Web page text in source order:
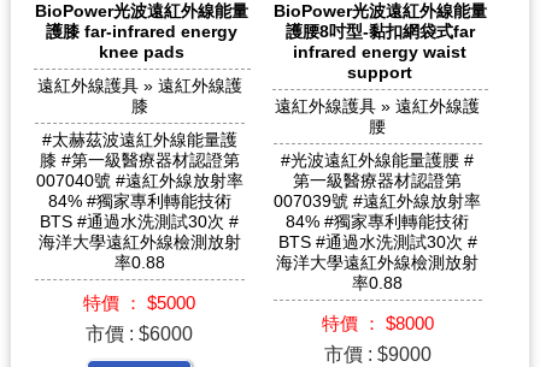
BioPower光波遠紅外線能量
護膝 far-infrared energy
knee pads
遠紅外線護具 » 遠紅外線護
膝
#太赫茲波遠紅外線能量護
膝 #第一級醫療器材認證第
007040號 #遠紅外線放射率
84% #獨家專利轉能技術
BTS #通過水洗測試30次 #
海洋大學遠紅外線檢測放射
率0.88
特價 ： $5000
市價 : $6000
BioPower光波遠紅外線能量
護腰8吋型-黏扣網袋式far
infrared energy waist
support
遠紅外線護具 » 遠紅外線護
腰
#光波遠紅外線能量護腰 #
第一級醫療器材認證第
007039號 #遠紅外線放射率
84% #獨家專利轉能技術
BTS #通過水洗測試30次 #
海洋大學遠紅外線檢測放射
率0.88
特價 ： $8000
市價 : $9000